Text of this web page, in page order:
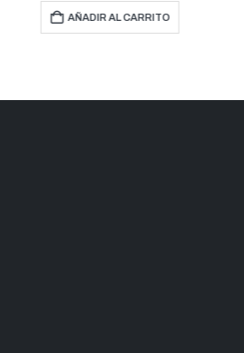
AÑADIR AL CARRITO